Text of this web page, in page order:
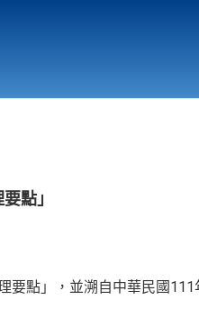
點」
點」，並溯自中華民國111